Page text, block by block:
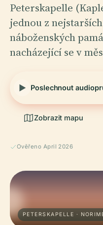
Peterskapelle
jednou z
náboženských
nacházející se v
Poslechnout
Zobrazit mapu
Ověřeno April 2026
PETERSKAPELLE ·